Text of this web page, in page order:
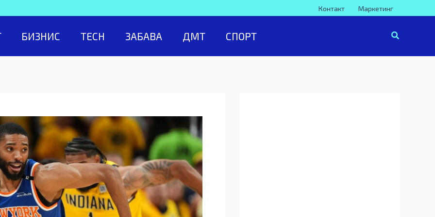
Контакт Маркетинг
БИЗНИС TECH ЗАБАВА ДМТ СПОРТ